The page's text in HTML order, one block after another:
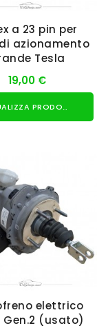
a 23 pin per
azionamento
Tesla
19,00 €
VISUALIZZA PRODOTTO
elettrico
Gen.2 (usato)